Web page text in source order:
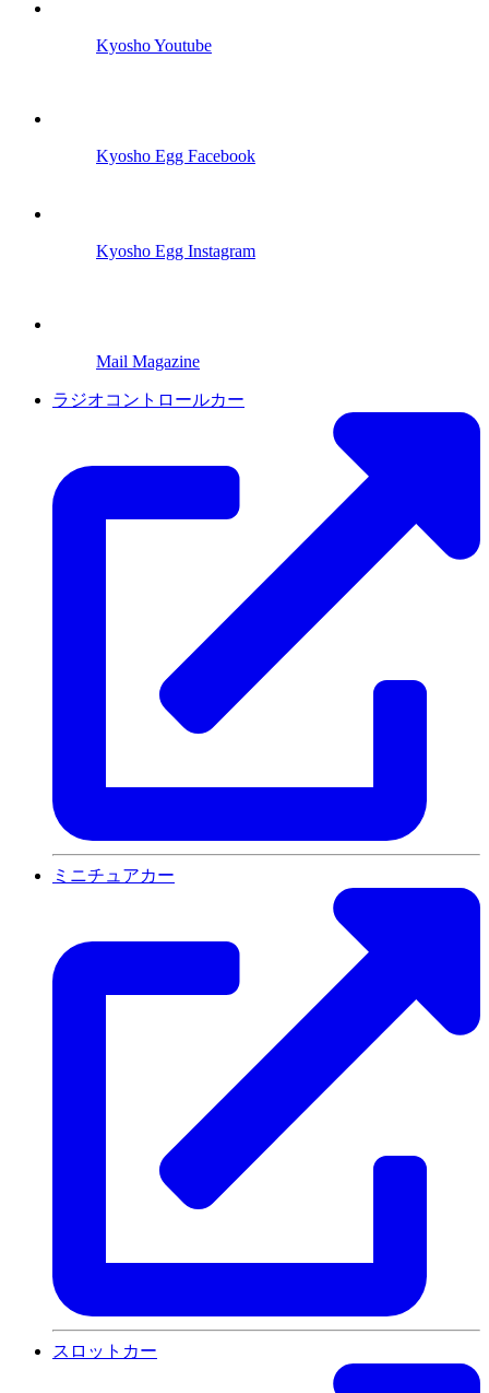
Kyosho Youtube
Kyosho Egg Facebook
Kyosho Egg Instagram
Mail Magazine
ラジオコントロールカー
ミニチュアカー
スロットカー